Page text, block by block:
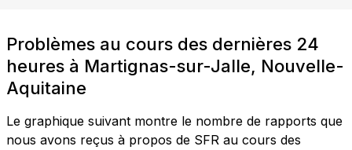
Problèmes au cours des dernières 24
heures à Martignas-sur-Jalle, Nouvelle-
Aquitaine
Le graphique suivant montre le nombre de rapports que
nous avons reçus à propos de SFR au cours des